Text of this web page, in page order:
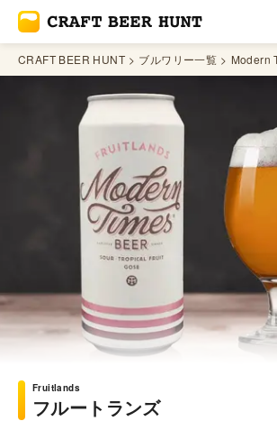
CRAFT BEER HUNT ブルワリー一覧 Modern
Fruitlands
フルートランズ